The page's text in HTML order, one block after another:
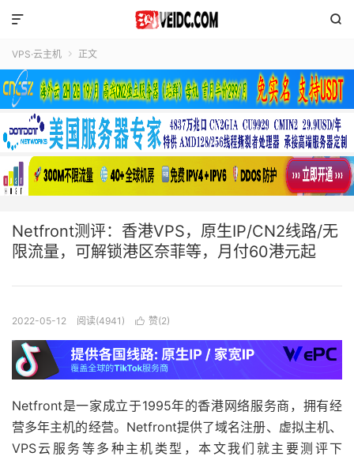


VPS·云主机  正文
Netfront测评：香港VPS，原生IP/CN2线路/无
限流量，可解锁港区奈菲等，月付60港元起
2022-05-12 阅读(4941)  赞(2)
Netfront是一家成立于1995年的香港网络服务商，拥有经
营多年主机的经营。Netfront提供了域名注册、虚拟主机、
VPS云服务等多种主机类型，本文我们就主要测评下